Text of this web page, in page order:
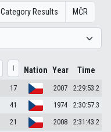
Category Results MČR
Nation Year Time
17 2007
2:29:53.2
41 1974
2:30:57.3
21 2008
2:31:43.2